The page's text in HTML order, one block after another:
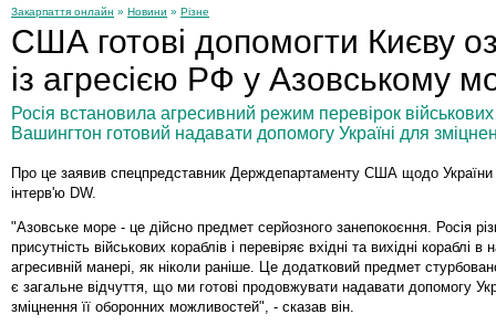
Закарпаття онлайн » Новини » Різне
США готові допомогти Києву
із агресією РФ у Азовському
Росія встановила агресивний режим перевірок
Вашингтон готовий надавати допомогу Україні для
Про це заявив спецпредставник Держдепартаменту США щодо
інтерв'ю DW.
"Азовське море - це дійсно предмет серйозного занепокоєння. Росія
присутність військових кораблів і перевіряє вхідні та вихідні кораблі в
агресивній манері, як ніколи раніше. Це додатковий предмет
є загальне відчуття, що ми готові продовжувати надавати допомогу
зміцнення її оборонних можливостей", - сказав він.